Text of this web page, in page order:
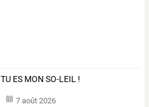
TU ES MON SO-LEIL !
7 août 2026